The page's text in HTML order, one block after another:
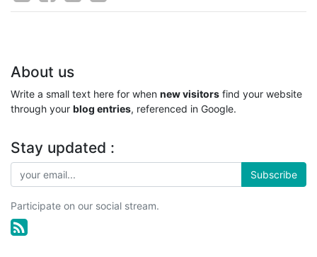
About us
Write a small text here for when new visitors find your website
through your blog entries, referenced in Google.
Stay updated :
Subscribe
Participate on our social stream.